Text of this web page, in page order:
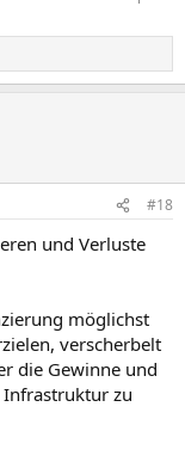
#18
und Verluste
möglichst
verscherbelt
die Gewinne und
zu